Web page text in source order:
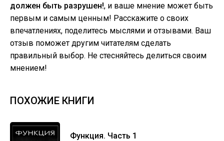
должен быть разрушен!, и ваше мнение может быть
первым и самым ценным! Расскажите о своих
впечатлениях, поделитесь мыслями и отзывами. Ваш
отзыв поможет другим читателям сделать
правильный выбор. Не стесняйтесь делиться своим
мнением!
ПОХОЖИЕ КНИГИ
Функция. Часть 1